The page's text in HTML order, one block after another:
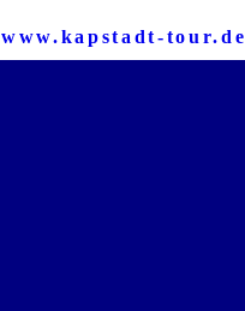
www.kapstadt-tour.de